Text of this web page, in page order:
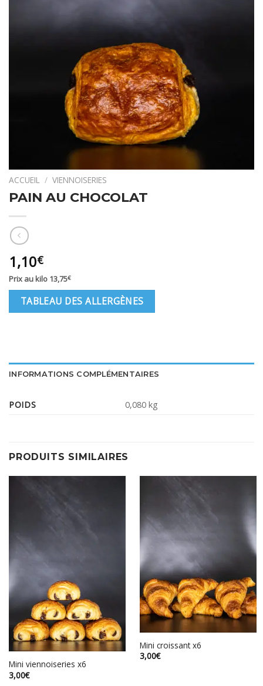
ACCUEIL / VIENNOISERIES
PAIN AU CHOCOLAT
1,10€
Prix au kilo 13,75€
TABLEAU DES ALLERGÈNES
INFORMATIONS COMPLÉMENTAIRES
POIDS 0,080 kg
PRODUITS SIMILAIRES
Mini viennoiseries x6
3,00€
Mini croissant x6
3,00€